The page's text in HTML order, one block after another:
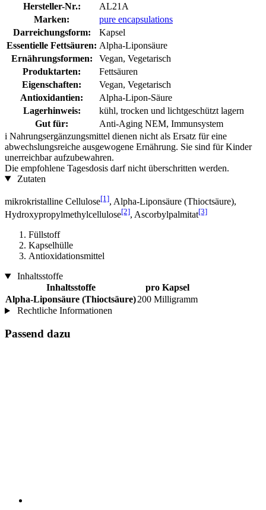
Hersteller-Nr.:
AL21A
Marken:
pure encapsulations
Darreichungsform:
Kapsel
Essentielle Fettsäuren: Alpha-Liponsäure
Ernährungsformen:
Vegan, Vegetarisch
Produktarten:
Fettsäuren
Eigenschaften:
Vegan, Vegetarisch
Antioxidantien:
Alpha-Lipon-Säure
Lagerhinweis:
kühl, trocken und lichtgeschützt lagern
Gut für:
Anti-Aging NEM, Immunsystem
i Nahrungsergänzungsmittel dienen nicht als Ersatz für eine
abwechslungsreiche ausgewogene Ernährung. Sie sind für Kinder
unerreichbar aufzubewahren.
Die empfohlene Tagesdosis darf nicht überschritten werden.
Zutaten
mikrokristalline Cellulose[1], Alpha-Lipon­säure (Thioctsäure),
Hydroxypropylmethylcellulose[2], Ascorbylpalmitat[3]
Füllstoff
Kapselhülle
Antioxidationsmittel
Inhaltsstoffe
Inhaltsstoffe
pro Kapsel
Alpha-Lipon­säure (Thioctsäure)200 Milligramm
Rechtliche Informationen
Passend dazu